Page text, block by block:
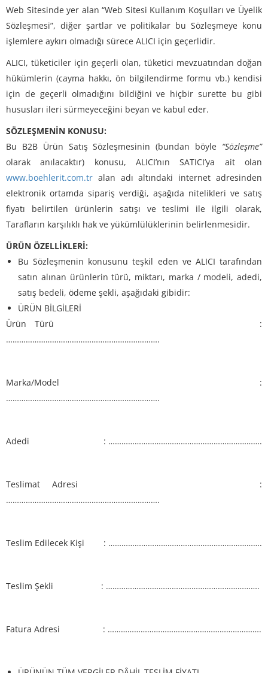
Web Sitesinde yer alan “Web Sitesi Kullanım Koşulları ve Üyelik
Sözleşmesi”, diğer şartlar ve politikalar bu Sözleşmeye konu
işlemlere aykırı olmadığı sürece ALICI için geçerlidir.
ALICI, tüketiciler için geçerli olan, tüketici mevzuatından doğan
hükümlerin (cayma hakkı, ön bilgilendirme formu vb.) kendisi
için de geçerli olmadığını bildiğini ve hiçbir surette bu gibi
hususları ileri sürmeyeceğini beyan ve kabul eder.
SÖZLEŞMENİN KONUSU:
Bu B2B Ürün Satış Sözleşmesinin (bundan böyle “Sözleşme”
olarak anılacaktır) konusu, ALICI’nın SATICI’ya ait olan
www.boehlerit.com.tr alan adı altındaki internet adresinden
elektronik ortamda sipariş verdiği, aşağıda nitelikleri ve satış
fiyatı belirtilen ürünlerin satışı ve teslimi ile ilgili olarak,
Tarafların karşılıklı hak ve yükümlülüklerinin belirlenmesidir.
ÜRÜN ÖZELLİKLERİ:
Bu Sözleşmenin konusunu teşkil eden ve ALICI tarafından
satın alınan ürünlerin türü, miktarı, marka / modeli, adedi,
satış bedeli, ödeme şekli, aşağıdaki gibidir:
ÜRÜN BİLGİLERİ
Ürün Türü :
…………………………………………………………….
Marka/Model :
…………………………………………………………….
Adedi : …………………………………………………………….
Teslimat Adresi :
…………………………………………………………….
Teslim Edilecek Kişi : …………………………………………………………….
Teslim Şekli : …………………………………………………………….
Fatura Adresi : …………………………………………………………….